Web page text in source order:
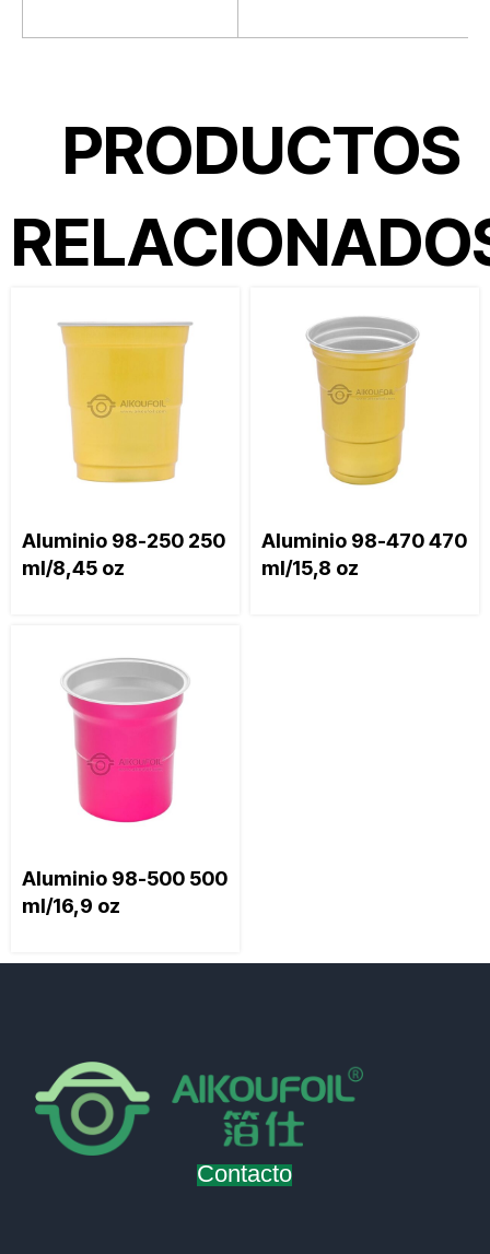
PRODUCTOS
Aluminio 98-250 250
ml/8,45 oz
Aluminio 98-470 470
ml/15,8 oz
Aluminio 98-500 500
ml/16,9 oz
Contacto